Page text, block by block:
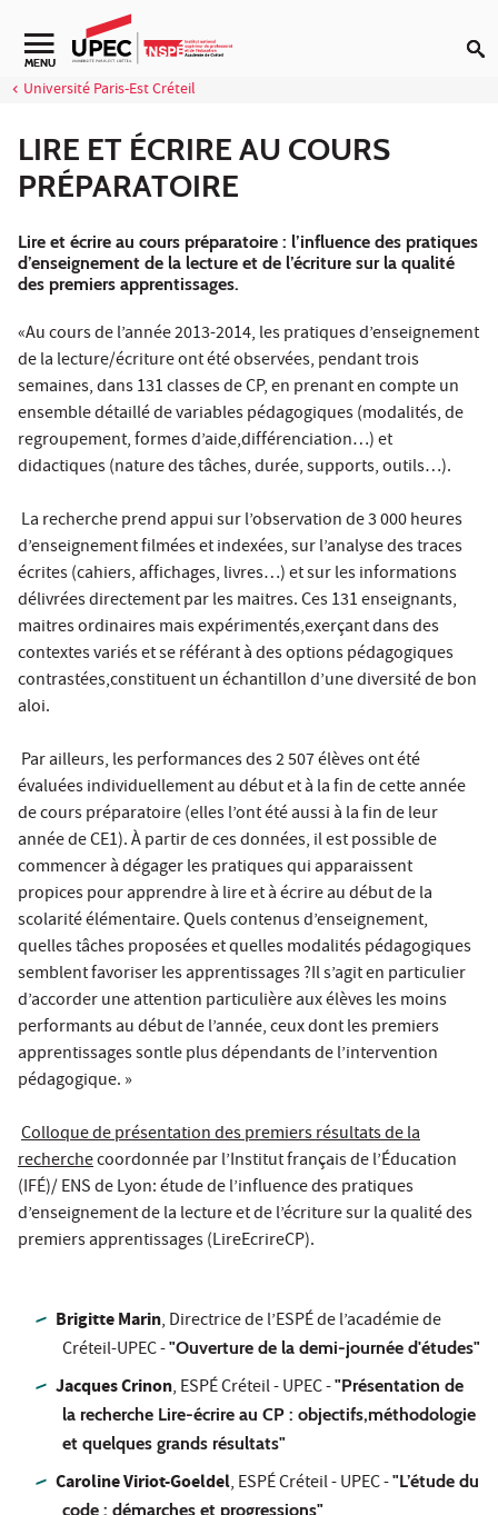
Aller au contenu
MENU
Université Paris-Est Créteil
LIRE ET ÉCRIRE AU COURS
PRÉPARATOIRE
Lire et écrire au cours préparatoire : l’influence des pratiques
d’enseignement de la lecture et de l’écriture sur la qualité
des premiers apprentissages.
«Au cours de l’année 2013-2014, les pratiques d’enseignement
de la lecture/écriture ont été observées, pendant trois
semaines, dans 131 classes de CP, en prenant en compte un
ensemble détaillé de variables pédagogiques (modalités, de
regroupement, formes d’aide,différenciation…) et
didactiques (nature des tâches, durée, supports, outils…).
La recherche prend appui sur l’observation de 3 000 heures
d’enseignement filmées et indexées, sur l’analyse des traces
écrites (cahiers, affichages, livres…) et sur les informations
délivrées directement par les maitres. Ces 131 enseignants,
maitres ordinaires mais expérimentés,exerçant dans des
contextes variés et se référant à des options pédagogiques
contrastées,constituent un échantillon d’une diversité de bon
aloi.
Par ailleurs, les performances des 2 507 élèves ont été
évaluées individuellement au début et à la fin de cette année
de cours préparatoire (elles l’ont été aussi à la fin de leur
année de CE1). À partir de ces données, il est possible de
commencer à dégager les pratiques qui apparaissent
propices pour apprendre à lire et à écrire au début de la
scolarité élémentaire. Quels contenus d’enseignement,
quelles tâches proposées et quelles modalités pédagogiques
semblent favoriser les apprentissages ?Il s’agit en particulier
d’accorder une attention particulière aux élèves les moins
performants au début de l’année, ceux dont les premiers
apprentissages sontle plus dépendants de l’intervention
pédagogique. »
Colloque de présentation des premiers résultats de la
recherchecoordonnée par l’Institut français de l’Éducation
(IFÉ)/ ENS de Lyon: étude de l’influence des pratiques
d’enseignement de la lecture et de l’écriture sur la qualité des
premiers apprentissages (LireEcrireCP).
Brigitte Marin, Directrice de l’ESPÉ de l’académie de
Créteil-UPEC -"Ouverture de la demi-journée d'études"
Jacques Crinon, ESPÉ Créteil - UPEC -"Présentation de
la recherche Lire-écrire au CP : objectifs,méthodologie
et quelques grands résultats"
Caroline Viriot-Goeldel, ESPÉ Créteil - UPEC -"L’étude du
code : démarches et progressions"